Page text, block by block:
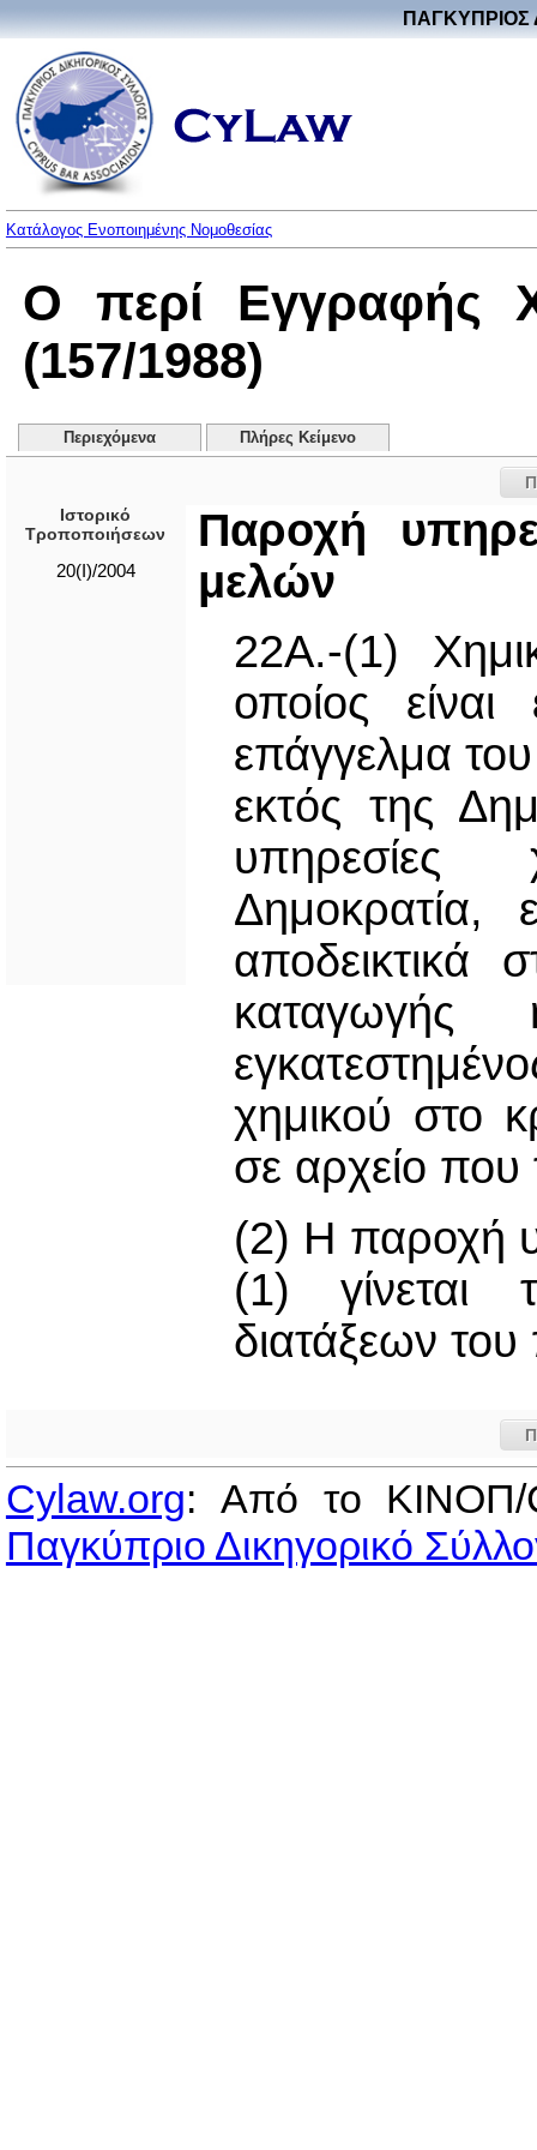
ΠΑΓΚΥΠΡΙΟΣ
Κατάλογος Ενοποιημένης Νομοθεσίας
Ο περί Εγγραφής
(157/1988)
Περιεχόμενα Πλήρες Κείμενο
Ιστορικό
Τροποποιήσεων
20(I)/2004
Παροχή
μελών
22Α.-(1)
οποίος
επάγγελμα
εκτός της
υπηρεσίες
Δημοκρατία,
αποδεικτικά
καταγωγής
χημικού στο
σε αρχείο που
(2) Η παροχή
(1) γίνεται
διατάξεων
Cylaw.org: Από το
Παγκύπριο Δικηγορικό